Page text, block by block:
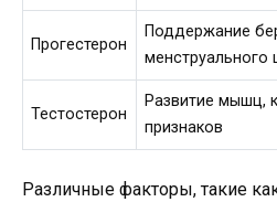
Прогестерон
Поддержание
менструального
Тестостерон
Развитие мышц,
признаков
Различные факторы, такие